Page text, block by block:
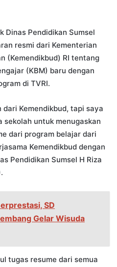
Dinas Pendidikan Sumsel
resmi dari Kementerian
(Kemendikbud) RI tentang
(KBM) baru dengan
di TVRI.
Kemendikbud, tapi saya
sekolah untuk menugaskan
dari program belajar dari
Kemendikbud dengan
Pendidikan Sumsel H Riza
SD
Gelar Wisuda
tugas resume dari semua